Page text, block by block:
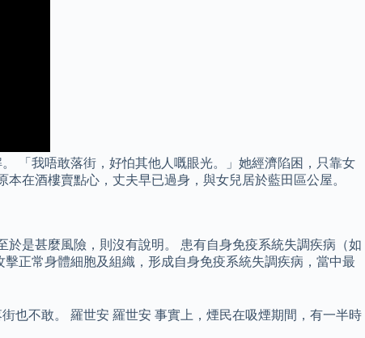
「我唔敢落街，好怕其他人嘅眼光。」她經濟陷困，只靠女
在酒樓賣點心，丈夫早已過身，與女兒居於藍田區公屋。
是甚麼風險，則沒有說明。 患有自身免疫系統失調疾病（如
正常身體細胞及組織，形成自身免疫系統失調疾病，當中最
也不敢。 羅世安 羅世安 事實上，煙民在吸煙期間，有一半時